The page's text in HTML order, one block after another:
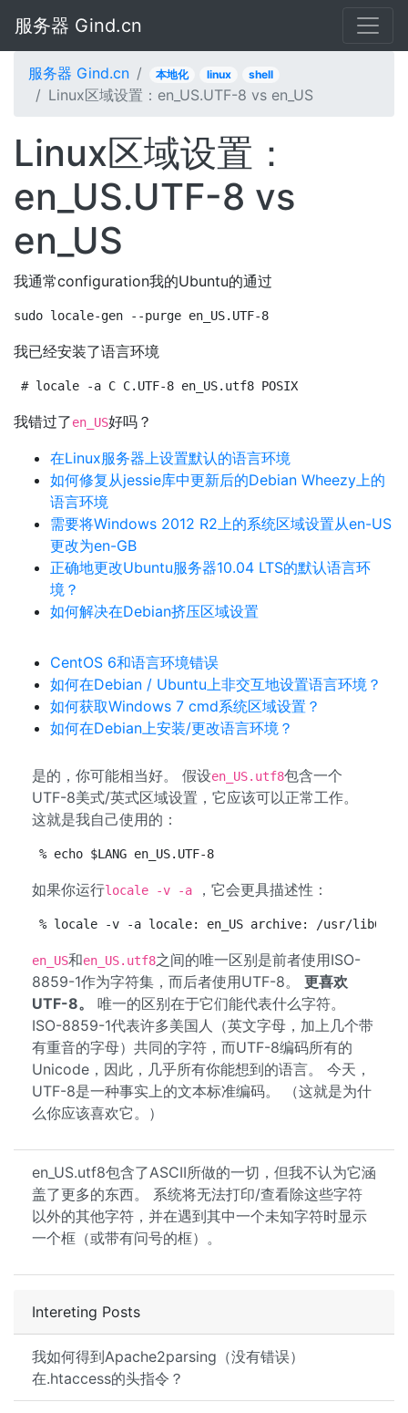
服务器 Gind.cn
服务器 Gind.cn 本地化 linux shell
Linux区域设置：en_US.UTF-8 vs en_US
Intereting Posts
我如何得到Apache2parsing（没有错误）
在.htaccess的头指令？
Linux区域设置：
en_US.UTF-8 vs
en_US
我通常configuration我的Ubuntu的通过
sudo locale-gen --purge en_US.UTF-8
我已经安装了语言环境
# locale -a C C.UTF-8 en_US.utf8 POSIX
我错过了en_US好吗？
在Linux服务器上设置默认的语言环境
如何修复从jessie库中更新后的Debian Wheezy上的
语言环境
需要将Windows 2012 R2上的系统区域设置从en-US
更改为en-GB
正确地更改Ubuntu服务器10.04 LTS的默认语言环
境？
如何解决在Debian挤压区域设置
CentOS 6和语言环境错误
如何在Debian / Ubuntu上非交互地设置语言环境？
如何获取Windows 7 cmd系统区域设置？
如何在Debian上安装/更改语言环境？
是的，你可能相当好。 假设en_US.utf8包含一个
UTF-8美式/英式区域设置，它应该可以正常工作。
这就是我自己使用的：
% echo $LANG en_US.UTF-8
如果你运行locale -v -a ，它会更具描述性：
% locale -v -a locale: en_US archive: /usr/
en_US和en_US.utf8之间的唯一区别是前者使用ISO-
8859-1作为字符集，而后者使用UTF-8。 更喜欢
UTF-8。
唯一的区别在于它们能代表什么字符。
ISO-8859-1代表许多美国人（英文字母，加上几个带
有重音的字母）共同的字符，而UTF-8编码所有的
Unicode，因此，几乎所有你能想到的语言。 今天，
UTF-8是一种事实上的文本标准编码。 （这就是为什
么你应该喜欢它。）
en_US.utf8包含了ASCII所做的一切，但我不认为它涵
盖了更多的东西。 系统将无法打印/查看除这些字符
以外的其他字符，并在遇到其中一个未知字符时显示
一个框（或带有问号的框）。